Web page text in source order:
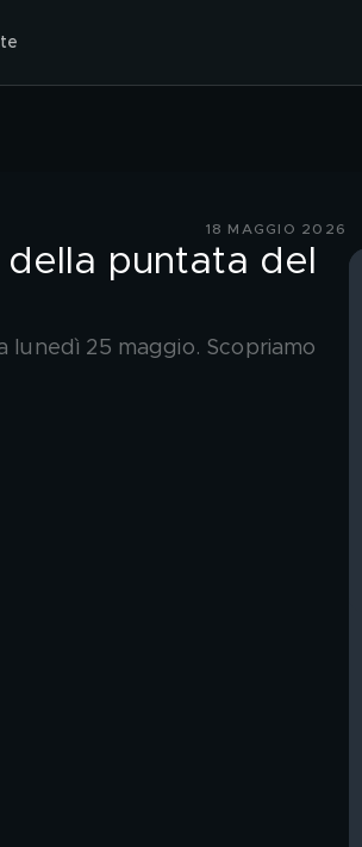
18 MAGGIO 2026
puntata del
lunedì 25 maggio. Scopriamo